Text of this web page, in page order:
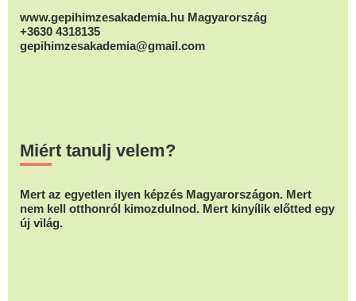
www.gepihimzesakademia.hu Magyarország
+3630 4318135
gepihimzesakademia@gmail.com
Miért tanulj velem?
Mert az egyetlen ilyen képzés Magyarországon. Mert
nem kell otthonról kimozdulnod. Mert kinyílik előtted egy
új világ.